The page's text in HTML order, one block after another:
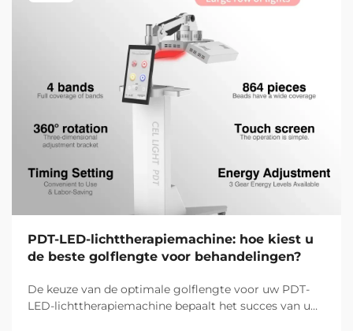
PDT-LED-lichttherapiemachine: hoe kiest u
de beste golflengte voor behandelingen?
De keuze van de optimale golflengte voor uw PDT-
LED-lichttherapiemachine bepaalt het succes van uw